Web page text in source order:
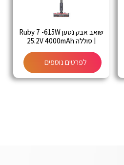
שואב אבק נטען Ruby 7 -615W
| סוללה 25.2V 4000mAh
לפרטים נוספים